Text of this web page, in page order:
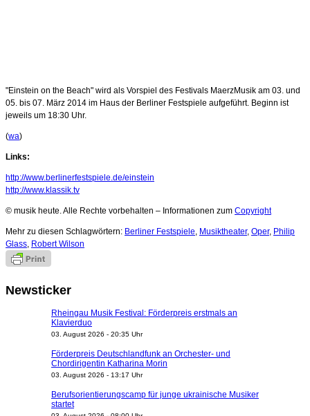
"Einstein on the Beach" wird als Vorspiel des Festivals MaerzMusik am 03. und
05. bis 07. März 2014 im Haus der Berliner Festspiele aufgeführt. Beginn ist
jeweils um 18:30 Uhr.
(wa)
Links:
http://www.berlinerfestspiele.de/einstein
http://www.klassik.tv
© musik heute. Alle Rechte vorbehalten – Informationen zum Copyright
Mehr zu diesen Schlagwörtern: Berliner Festspiele, Musiktheater, Oper, Philip
Glass, Robert Wilson
Newsticker
Rheingau Musik Festival: Förderpreis erstmals an
Klavierduo
03. August 2026 - 20:35 Uhr
Förderpreis Deutschlandfunk an Orchester- und
Chordirigentin Katharina Morin
03. August 2026 - 13:17 Uhr
Berufsorientierungscamp für junge ukrainische Musiker
startet